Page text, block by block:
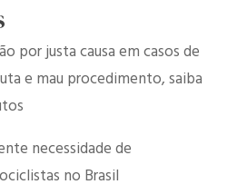
por justa causa em casos de
e mau procedimento, saiba
necessidade de
no Brasil